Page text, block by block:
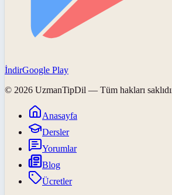
İndirGoogle Play
© 2026 UzmanTipDil — Tüm hakları
Anasayfa
Dersler
Yorumlar
Blog
Ücretler